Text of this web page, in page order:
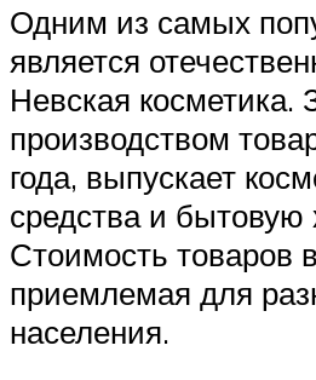
Одним из самых
является
Невская косметика.
производством
года, выпускает
средства и
Стоимость товаров
приемлемая для
населения.